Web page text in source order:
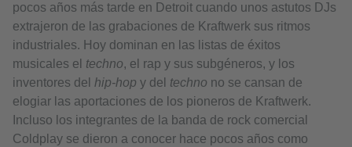
pocos años más tarde en Detroit cuando unos astutos DJs
extrajeron de las grabaciones de Kraftwerk sus ritmos
industriales. Hoy dominan en las listas de éxitos
musicales el techno, el rap y sus subgéneros, y los
inventores del hip-hop y del techno no se cansan de
elogiar las aportaciones de los pioneros de Kraftwerk.
Incluso los integrantes de la banda de rock comercial
Coldplay se dieron a conocer hace pocos años como